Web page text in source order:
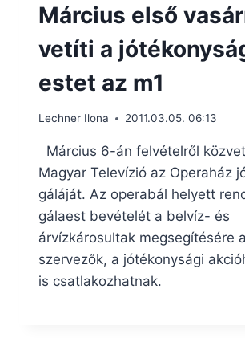
Március első
vetíti a
estet az m1
Lechner Ilona 2011.03.05. 06:13
Március 6-án felvételről
Magyar Televízió az Operaház
gáláját. Az operabál helyett
gálaest bevételét a belvíz- és
árvízkárosultak megsegítésére
szervezők, a jótékonysági
is csatlakozhatnak.